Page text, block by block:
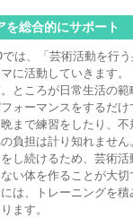
を総合的にサポート
は、「芸術活動を行
に活動していきます。
ところが日常生活の範
ォーマンスをするだ
まで練習をしたり、
負担は計り知れません
し続けるため、芸術
い体を作ることが大
は、トレーニングを積
ます。